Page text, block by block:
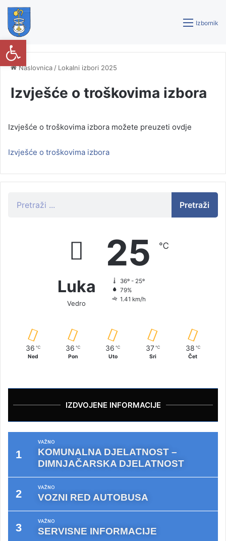
Izbornik
Naslovnica / Lokalni izbori 2025
Izvješće o troškovima izbora
Izvješće o troškovima izbora možete preuzeti ovdje
Izvješće o troškovima izbora
Pretraži
Luka
Vedro
25 ℃
36º - 25º
79%
1.41 km/h
36 ℃
Ned
36 ℃
Pon
36 ℃
Uto
37 ℃
Sri
38 ℃
Čet
IZDVOJENE INFORMACIJE
VAŽNO
KOMUNALNA DJELATNOST –
DIMNJAČARSKA DJELATNOST
VAŽNO
VOZNI RED AUTOBUSA
VAŽNO
SERVISNE INFORMACIJE
Open toolbar